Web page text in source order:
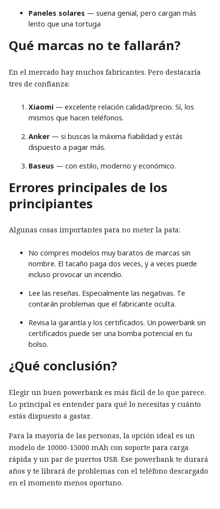
Paneles solares — suena genial, pero cargan más
lento que una tortuga
Qué marcas no te fallarán?
En el mercado hay muchos fabricantes. Pero destacaría
tres de confianza:
Xiaomi — excelente relación calidad/precio. Sí, los
mismos que hacen teléfonos.
Anker— si buscas la máxima fiabilidad y estás
dispuesto a pagar más.
Baseus — con estilo, moderno y económico.
Errores principales de los
principiantes
Algunas cosas importantes para no meter la pata:
No compres modelos muy baratos de marcas sin
nombre. El tacaño paga dos veces, y a veces puede
incluso provocar un incendio.
Lee las reseñas. Especialmente las negativas. Te
contarán problemas que el fabricante oculta.
Revisa la garantía y los certificados. Un powerbank sin
certificados puede ser una bomba potencial en tu
bolso.
¿Qué conclusión?
Elegir un buen powerbank es más fácil de lo que parece.
Lo principal es entender para qué lo necesitas y cuánto
estás dispuesto a gastar.
Para la mayoría de las personas, la opción ideal es un
modelo de 10000-15000 mAh con soporte para carga
rápida y un par de puertos USB. Ese powerbank te durará
años y te librará de problemas con el teléfono descargado
en el momento menos oportuno.